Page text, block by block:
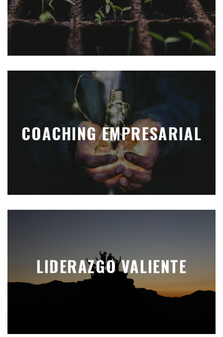
COACHING EMPRESARIAL
LIDERAZGO VALIENTE